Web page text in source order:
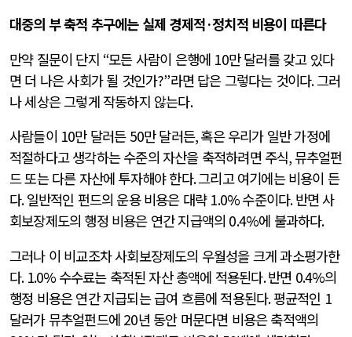
대중의 부 축적 추구에는 실제 경제적·정치적 비용이 따른다
만약 질문이 단지 “모든 사람이 은행에 10만 달러를 갖고 있다
면 더 나은 사회가 될 것인가?”라면 답은 그렇다는 것이다.그러
나 세상은 그렇게 작동하지 않는다.
사람들이 10만 달러든 50만 달러든,혹은 우리가 일반 가정에
적절하다고 생각하는 수준의 자산을 축적하려면 주식,뮤추얼펀
드 또는 다른 자산에 투자해야 한다.그리고 여기에는 비용이 든
다.일반적인 펀드의 운용 비용은 대략 1.0%수준이다.반면 사
회보장제도의 행정 비용은 연간 지급액의 0.4%에 불과하다.
그러나 이 비교조차 사회보장제도의 우월성을 크게 과소평가한
다. 1.0% 수수료는 축적된 자산 총액에 적용된다.반면 0.4%의
행정 비용은 연간 지급되는 급여 흐름에 적용된다.평균적인 1
달러가 뮤추얼펀드에 20년 동안 머문다면 비용은 축적액의